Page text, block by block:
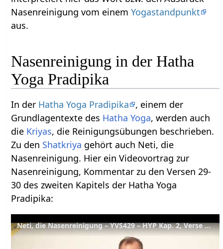
Nasenreinigung‏‎ vom einemYogastandpunkt
aus.
Nasenreinigung in der Hatha
Yoga Pradipika
In der Hatha Yoga Pradipika
, einem der
Grundlagentexte des Hatha Yoga, werden auch
die Kriyas, die Reinigungsübungen beschrieben.
Zu den Shatkriya gehört auch Neti, die
Nasenreinigung. Hier ein Videovortrag zur
Nasenreinigung, Kommentar zu den Versen 29-
30 des zweiten Kapitels der Hatha Yoga
Pradipika:
Neti, die Nasenreinigung – YVS429 – HYP Kap. 2, Verse 29-30